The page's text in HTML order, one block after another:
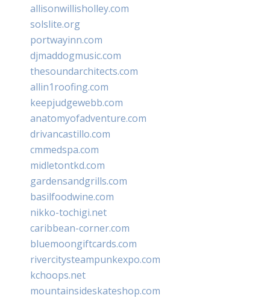
allisonwillisholley.com
solslite.org
portwayinn.com
djmaddogmusic.com
thesoundarchitects.com
allin1roofing.com
keepjudgewebb.com
anatomyofadventure.com
drivancastillo.com
cmmedspa.com
midletontkd.com
gardensandgrills.com
basilfoodwine.com
nikko-tochigi.net
caribbean-corner.com
bluemoongiftcards.com
rivercitysteampunkexpo.com
kchoops.net
mountainsideskateshop.com